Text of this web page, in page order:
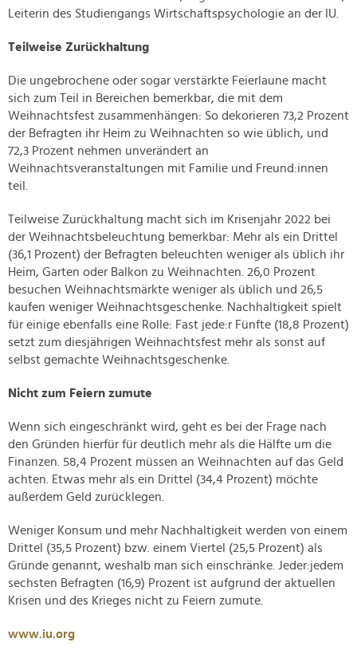
Leiterin des Studiengangs Wirtschaftspsychologie an der IU.
Teilweise Zurückhaltung
Die ungebrochene oder sogar verstärkte Feierlaune macht
sich zum Teil in Bereichen bemerkbar, die mit dem
Weihnachtsfest zusammenhängen: So dekorieren 73,2 Prozent
der Befragten ihr Heim zu Weihnachten so wie üblich, und
72,3 Prozent nehmen unverändert an
Weihnachtsveranstaltungen mit Familie und Freund:innen
teil.
Teilweise Zurückhaltung macht sich im Krisenjahr 2022 bei
der Weihnachtsbeleuchtung bemerkbar: Mehr als ein Drittel
(36,1 Prozent) der Befragten beleuchten weniger als üblich ihr
Heim, Garten oder Balkon zu Weihnachten. 26,0 Prozent
besuchen Weihnachtsmärkte weniger als üblich und 26,5
kaufen weniger Weihnachtsgeschenke. Nachhaltigkeit spielt
für einige ebenfalls eine Rolle: Fast jede:r Fünfte (18,8 Prozent)
setzt zum diesjährigen Weihnachtsfest mehr als sonst auf
selbst gemachte Weihnachtsgeschenke.
Nicht zum Feiern zumute
Wenn sich eingeschränkt wird, geht es bei der Frage nach
den Gründen hierfür für deutlich mehr als die Hälfte um die
Finanzen. 58,4 Prozent müssen an Weihnachten auf das Geld
achten. Etwas mehr als ein Drittel (34,4 Prozent) möchte
außerdem Geld zurücklegen.
Weniger Konsum und mehr Nachhaltigkeit werden von einem
Drittel (35,5 Prozent) bzw. einem Viertel (25,5 Prozent) als
Gründe genannt, weshalb man sich einschränke. Jeder:jedem
sechsten Befragten (16,9) Prozent ist aufgrund der aktuellen
Krisen und des Krieges nicht zu Feiern zumute.
www.iu.org